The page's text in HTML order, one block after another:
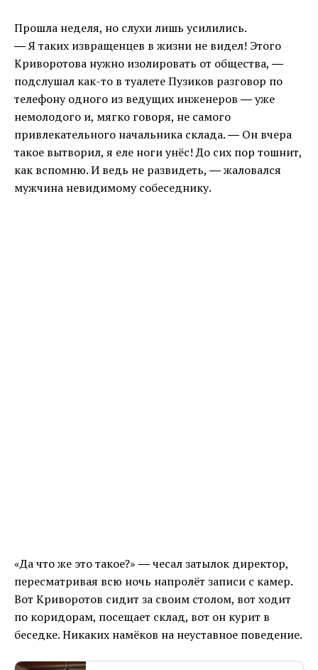
Прошла неделя, но слухи лишь усилились.
― Я таких извращенцев в жизни не видел! Этого
Криворотова нужно изолировать от общества, ―
подслушал как-то в туалете Пузиков разговор по
телефону одного из ведущих инженеров ― уже
немолодого и, мягко говоря, не самого
привлекательного начальника склада. ― Он вчера
такое вытворил, я еле ноги унёс! До сих пор тошнит,
как вспомню. И ведь не развидеть, ― жаловался
мужчина невидимому собеседнику.
«Да что же это такое?» ― чесал затылок директор,
пересматривая всю ночь напролёт записи с камер.
Вот Криворотов сидит за своим столом, вот ходит
по коридорам, посещает склад, вот он курит в
беседке. Никаких намёков на неуставное поведение.